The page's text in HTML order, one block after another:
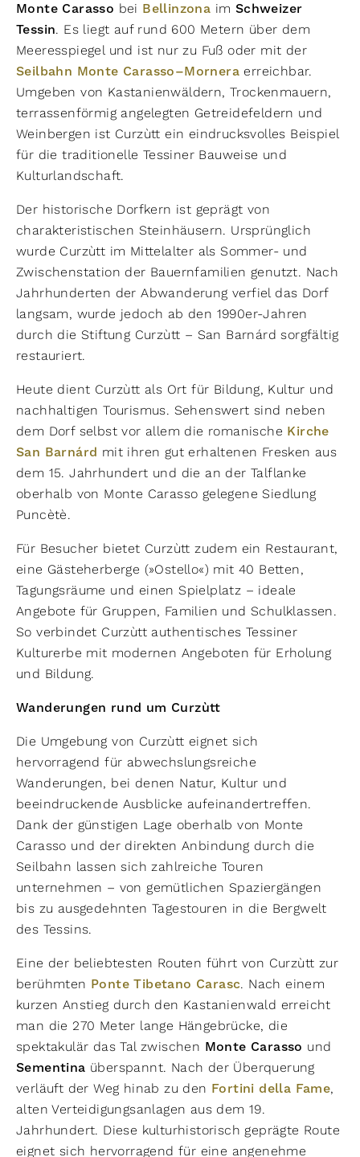
Monte Carasso bei Bellinzona im Schweizer
Tessin. Es liegt auf rund 600 Metern über dem
Meeresspiegel und ist nur zu Fuß oder mit der
Seilbahn Monte Carasso–Mornera erreichbar.
Umgeben von Kastanienwäldern, Trockenmauern,
terrassenförmig angelegten Getreidefeldern und
Weinbergen ist Curzùtt ein eindrucksvolles Beispiel
für die traditionelle Tessiner Bauweise und
Kulturlandschaft.
Der historische Dorfkern ist geprägt von
charakteristischen Steinhäusern. Ursprünglich
wurde Curzùtt im Mittelalter als Sommer- und
Zwischenstation der Bauernfamilien genutzt. Nach
Jahrhunderten der Abwanderung verfiel das Dorf
langsam, wurde jedoch ab den 1990er-Jahren
durch die Stiftung Curzùtt – San Barnárd sorgfältig
restauriert.
Heute dient Curzùtt als Ort für Bildung, Kultur und
nachhaltigen Tourismus. Sehenswert sind neben
dem Dorf selbst vor allem die romanische Kirche
San Barnárd mit ihren gut erhaltenen Fresken aus
dem 15. Jahrhundert und die an der Talflanke
oberhalb von Monte Carasso gelegene Siedlung
Puncètè.
Für Besucher bietet Curzùtt zudem ein Restaurant,
eine Gästeherberge (»Ostello«) mit 40 Betten,
Tagungsräume und einen Spielplatz – ideale
Angebote für Gruppen, Familien und Schulklassen.
So verbindet Curzùtt authentisches Tessiner
Kulturerbe mit modernen Angeboten für Erholung
und Bildung.
Wanderungen rund um Curzùtt
Die Umgebung von Curzùtt eignet sich
hervorragend für abwechslungsreiche
Wanderungen, bei denen Natur, Kultur und
beeindruckende Ausblicke aufeinandertreffen.
Dank der günstigen Lage oberhalb von Monte
Carasso und der direkten Anbindung durch die
Seilbahn lassen sich zahlreiche Touren
unternehmen – von gemütlichen Spaziergängen
bis zu ausgedehnten Tagestouren in die Bergwelt
des Tessins.
Eine der beliebtesten Routen führt von Curzùtt zur
berühmten Ponte Tibetano Carasc. Nach einem
kurzen Anstieg durch den Kastanienwald erreicht
man die 270 Meter lange Hängebrücke, die
spektakulär das Tal zwischen Monte Carasso und
Sementina überspannt. Nach der Überquerung
verläuft der Weg hinab zu den Fortini della Fame,
alten Verteidigungsanlagen aus dem 19.
Jahrhundert. Diese kulturhistorisch geprägte Route
eignet sich hervorragend für eine angenehme